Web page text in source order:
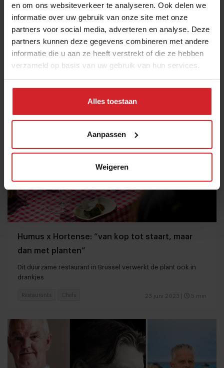
en om ons websiteverkeer te analyseren. Ook delen we
informatie over uw gebruik van onze site met onze
partners voor social media, adverteren en analyse. Deze
partners kunnen deze gegevens combineren met andere
informatie die u aan ze heeft verstrekt of die ze hebben
verzameld op basis van uw gebruik van hun services.
Alles toestaan
Aanpassen
Weigeren
Van boer tot bord met Zeeuwse signatuur van
Thijs Meliefste*
Sterrengerecht met vis en kaas
24 juni 2023 | 3 min
Gastronomie Chefs
Humus x Hortense: “van kop tot staart, maar
dan met planten”
Dit duurzame restaurant in Brussel verwerkt de plant ook in
drankjes
23 juni 2023 5 min
Restaurants Chefs